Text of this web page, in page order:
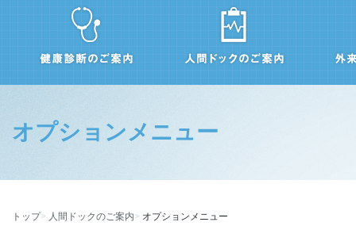
オプションメニュー
トップ 人間ドックのご案内 オプションメニュー